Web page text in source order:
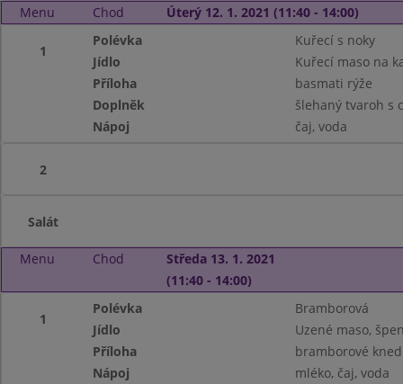
Menu Chod Úterý 12. 1. 2021 (11:40 - 14:00)
1
Polévka
Kuřecí s noky
Jídlo
Kuřecí maso na
Příloha
basmati rýže
Doplněk
šlehaný tvaroh s
Nápoj
čaj, voda
2
Salát
Menu Chod
Středa 13. 1. 2021
(11:40 - 14:00)
1
Polévka
Bramborová
Jídlo
Uzené maso,
Příloha
bramborové
Nápoj
mléko, čaj, voda